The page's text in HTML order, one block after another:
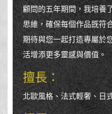
顧問的五年期間，我培養
思維，確保每個作品既符
期待與您一起打造專屬於
活增添更多靈感與價值。
擅長：
北歐風格、法式輕奢、日